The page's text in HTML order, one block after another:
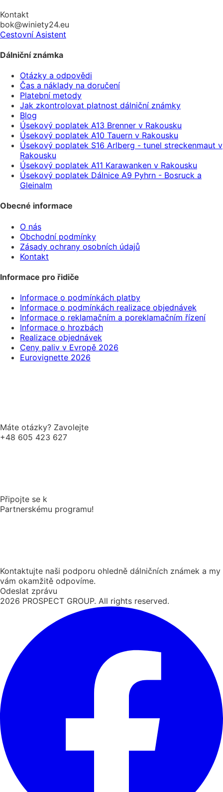
Kontakt
bok@winiety24.eu
Cestovní Asistent
Dálniční známka
Otázky a odpovědi
Čas a náklady na doručení
Platební metody
Jak zkontrolovat platnost dálniční známky
Blog
Úsekový poplatek A13 Brenner v Rakousku
Úsekový poplatek A10 Tauern v Rakousku
Úsekový poplatek S16 Arlberg - tunel streckenmaut v
Rakousku
Úsekový poplatek A11 Karawanken v Rakousku
Úsekový poplatek Dálnice A9 Pyhrn - Bosruck a
Gleinalm
Obecné informace
O nás
Obchodní podmínky
Zásady ochrany osobních údajů
Kontakt
Informace pro řidiče
Informace o podmínkách platby
Informace o podmínkách realizace objednávek
Informace o reklamačním a poreklamačním řízení
Informace o hrozbách
Realizace objednávek
Ceny paliv v Evropě 2026
Eurovignette 2026
Máte otázky? Zavolejte
+48 605 423 627
Připojte se k
Partnerskému programu!
Kontaktujte naši podporu ohledně dálničních známek a my
vám okamžitě odpovíme.
Odeslat zprávu
2026 PROSPECT GROUP. All rights reserved.